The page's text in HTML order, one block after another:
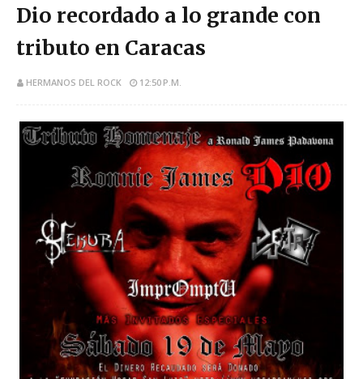
Dio recordado a lo grande con
tributo en Caracas
HERMANOS DEL ROCK 12:50 P.M.